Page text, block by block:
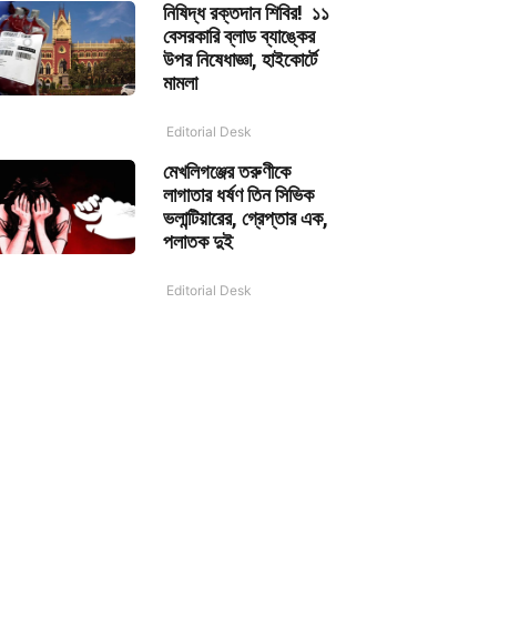
নিষিদ্ধ রক্তদান শিবির! ১১
বেসরকারি ব্লাড ব্যাঙ্কের
উপর নিষেধাজ্ঞা, হাইকোর্টে
মামলা
Editorial Desk
মেখলিগঞ্জের তরুণীকে
লাগাতার ধর্ষণ তিন সিভিক
ভলান্টিয়ারের, গ্রেপ্তার এক,
পলাতক দুই
Editorial Desk